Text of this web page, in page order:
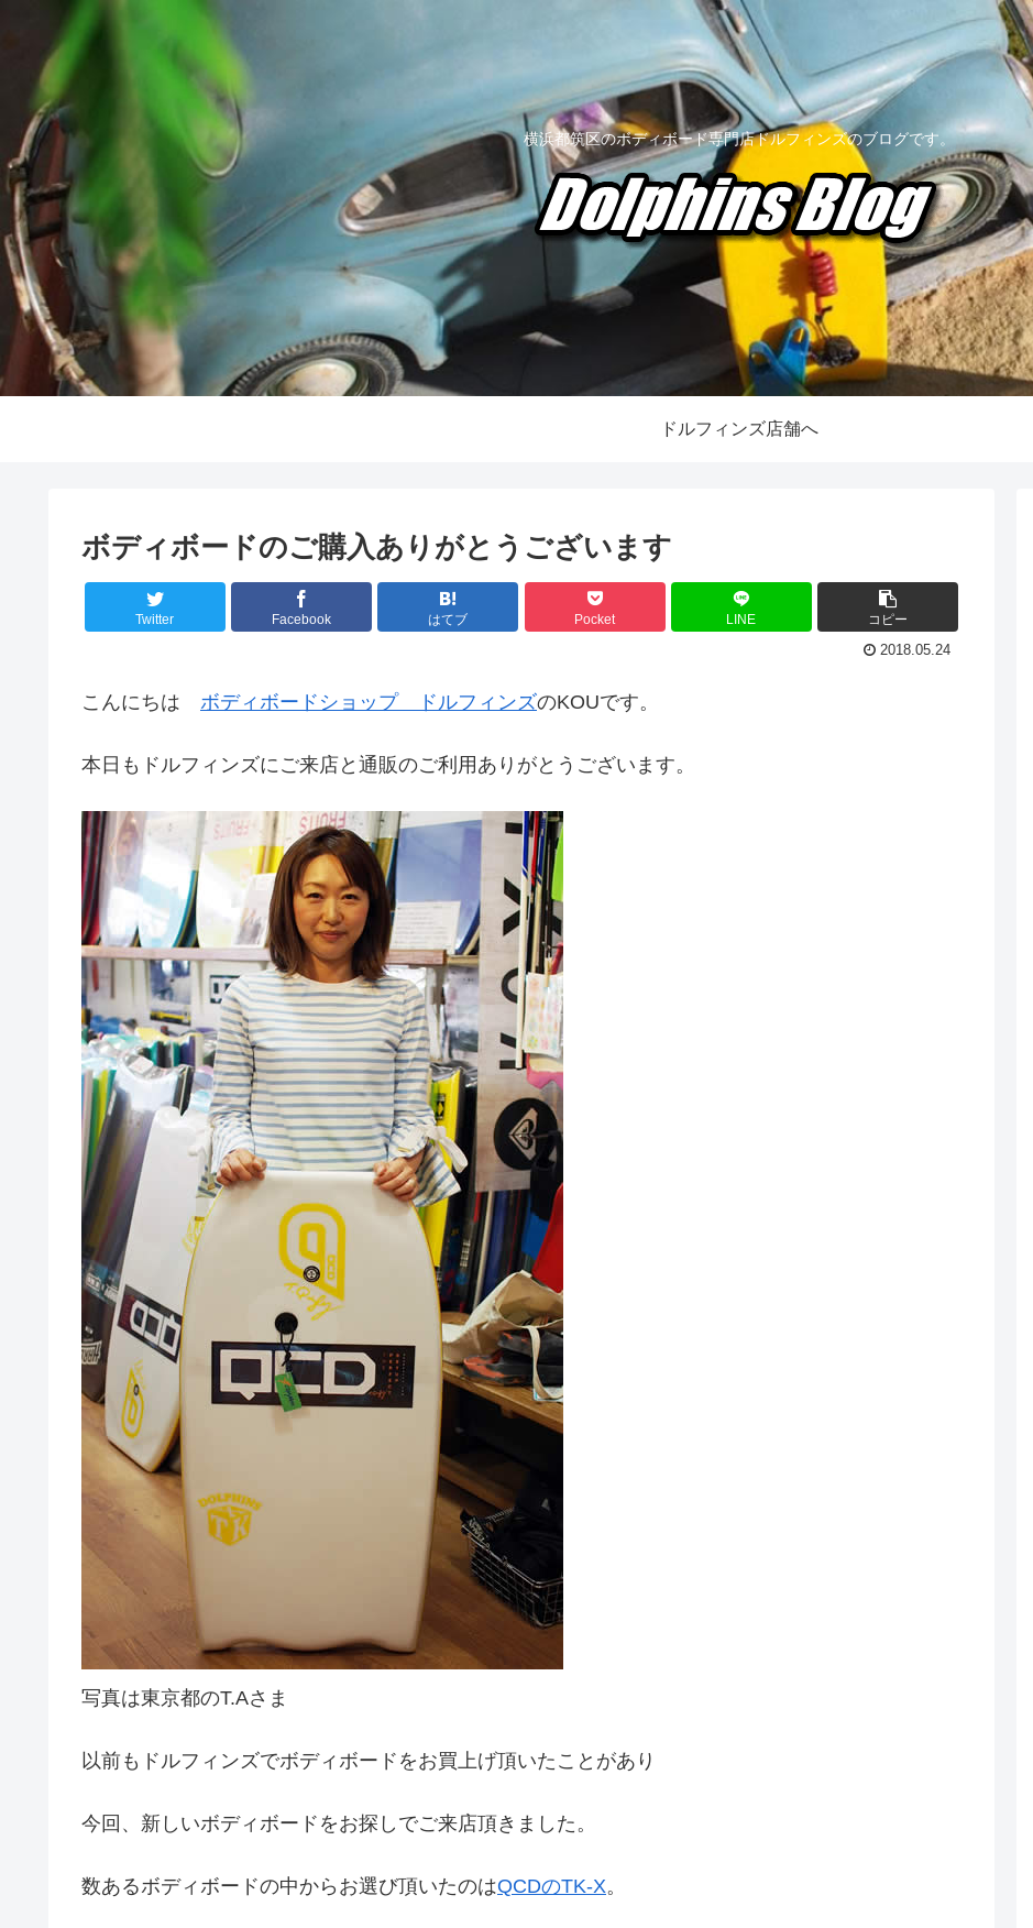
横浜都筑区のボディボード専門店ドルフィンズのブログです。
ドルフィンズ店舗へ
ボディボードのご購入ありがとうございます
Twitter Facebook はてブ Pocket LINE コピー
2018.05.24
こんにちは ボディボードショップ ドルフィンズのKOUです。
本日もドルフィンズにご来店と通販のご利用ありがとうございます。
写真は東京都のT.Aさま
以前もドルフィンズでボディボードをお買上げ頂いたことがあり
今回、新しいボディボードをお探しでご来店頂きました。
数あるボディボードの中からお選び頂いたのはQCDのTK-X。